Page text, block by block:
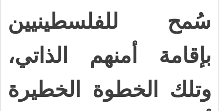
سُمح للفلسطينيين
بإقامة أمنهم الذاتي،
وتلك الخطوة الخطيرة